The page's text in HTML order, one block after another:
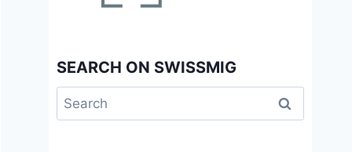
SEARCH ON SWISSMIG
Search
for: